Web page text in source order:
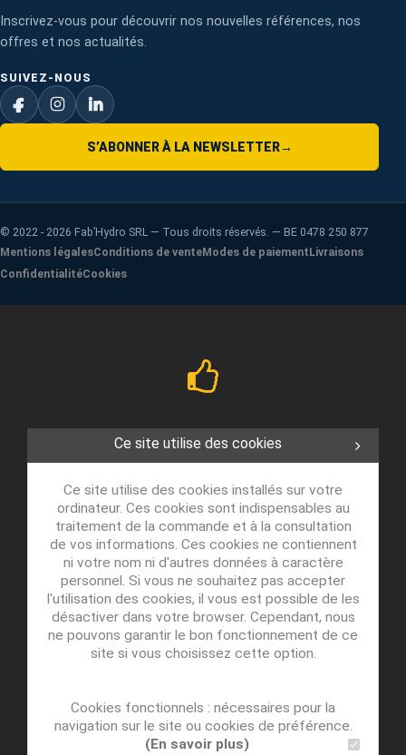
Inscrivez-vous pour découvrir nos nouvelles références, nos
offres et nos actualités.
SUIVEZ-NOUS
S’ABONNER À LA NEWSLETTER→
© 2022 - 2026 Fab’Hydro SRL — Tous droits réservés. — BE 0478 250 877
Mentions légalesConditions de venteModes de paiementLivraisons
ConfidentialitéCookies
Ce site utilise des cookies
Ce site utilise des cookies installés sur votre
ordinateur. Ces cookies sont indispensables au
traitement de la commande et à la consultation
de vos informations. Ces cookies ne contiennent
ni votre nom ni d'autres données à caractère
personnel. Si vous ne souhaitez pas accepter
l'utilisation des cookies, il vous est possible de les
désactiver dans votre browser. Cependant, nous
ne pouvons garantir le bon fonctionnement de ce
site si vous choisissez cette option.
Cookies fonctionnels : nécessaires pour la
navigation sur le site ou cookies de préférence.
(En savoir plus)